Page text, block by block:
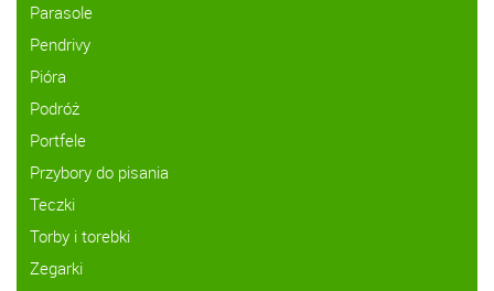
Parasole
Pendrivy
Pióra
Podróż
Portfele
Przybory do pisania
Teczki
Torby i torebki
Zegarki